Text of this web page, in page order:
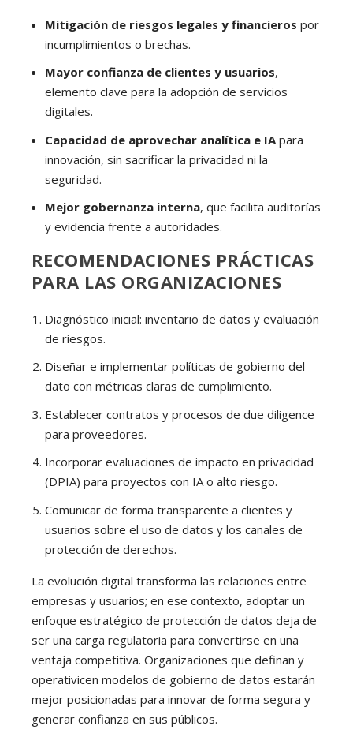
Mitigación de riesgos legales y financieros por
incumplimientos o brechas.
Mayor confianza de clientes y usuarios,
elemento clave para la adopción de servicios
digitales.
Capacidad de aprovechar analítica e IApara
innovación, sin sacrificar la privacidad ni la
seguridad.
Mejor gobernanza interna, que facilita auditorías
y evidencia frente a autoridades.
RECOMENDACIONES PRÁCTICAS
PARA LAS ORGANIZACIONES
Diagnóstico inicial: inventario de datos y evaluación
de riesgos.
Diseñar e implementar políticas de gobierno del
dato con métricas claras de cumplimiento.
Establecer contratos y procesos de due diligence
para proveedores.
Incorporar evaluaciones de impacto en privacidad
(DPIA) para proyectos con IA o alto riesgo.
Comunicar de forma transparente a clientes y
usuarios sobre el uso de datos y los canales de
protección de derechos.
La evolución digital transforma las relaciones entre
empresas y usuarios; en ese contexto, adoptar un
enfoque estratégico de protección de datos deja de
ser una carga regulatoria para convertirse en una
ventaja competitiva. Organizaciones que definan y
operativicen modelos de gobierno de datos estarán
mejor posicionadas para innovar de forma segura y
generar confianza en sus públicos.